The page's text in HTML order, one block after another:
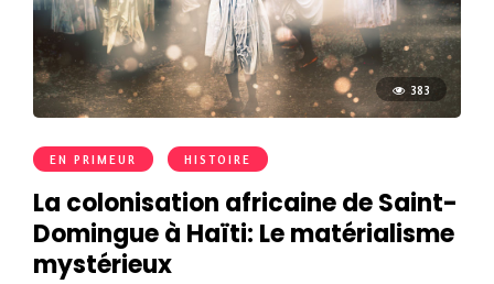
383
EN PRIMEUR HISTOIRE
La colonisation africaine de Saint-
Domingue à Haïti: Le matérialisme
mystérieux